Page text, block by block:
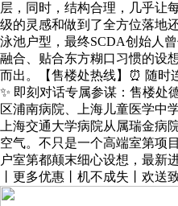
层，同时，结构合理，几乎让
级的灵感和做到了全方位落地
泳池户型，最终SCDA创始人
融合、贴合东方糊口习惯的设
而出。【售楼处热线】⏰ 随时
✨ 即刻对话专属参谋：售楼处
区浦南病院、上海儿童医学中
上海交通大学病院从属瑞金病
空气。不只是一个高端室第项
户室第都颠末细心设想，最新
丨更多优惠丨机不成失丨欢送